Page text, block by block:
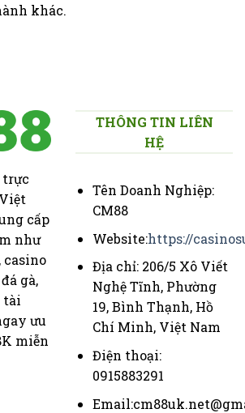
khác.
trực
cấp
như
casino
gà,
tài
ưu
miễn
THÔNG TIN LIÊN
HỆ
Tên Doanh Nghiệp:
CM88
Website:https://
Địa chỉ: 206/5 Xô Viết
Nghệ Tĩnh, Phường
19, Bình Thạnh, Hồ
Chí Minh, Việt Nam
Điện thoại:
0915883291
Email: